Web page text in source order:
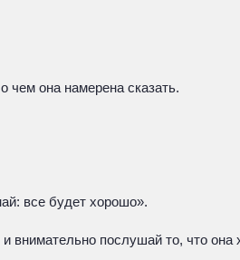
чем она намерена сказать.
все будет хорошо».
внимательно послушай то, что она